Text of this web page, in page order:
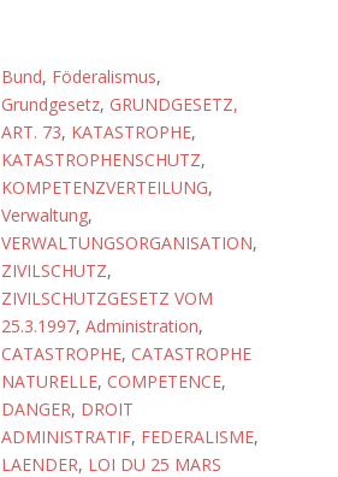
Bund, Föderalismus,
Grundgesetz, GRUNDGESETZ,
ART. 73, KATASTROPHE,
KATASTROPHENSCHUTZ,
KOMPETENZVERTEILUNG,
Verwaltung,
VERWALTUNGSORGANISATION,
ZIVILSCHUTZ,
ZIVILSCHUTZGESETZ VOM
25.3.1997, Administration,
CATASTROPHE, CATASTROPHE
NATURELLE, COMPETENCE,
DANGER, DROIT
ADMINISTRATIF, FEDERALISME,
LAENDER, LOI DU 25 MARS